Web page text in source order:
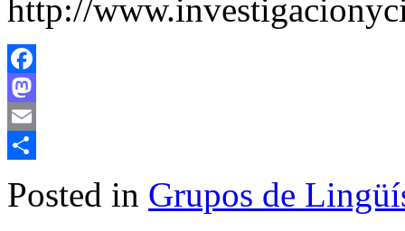
http://
Facebook
Mastodon
Email
Posted in Grupos de